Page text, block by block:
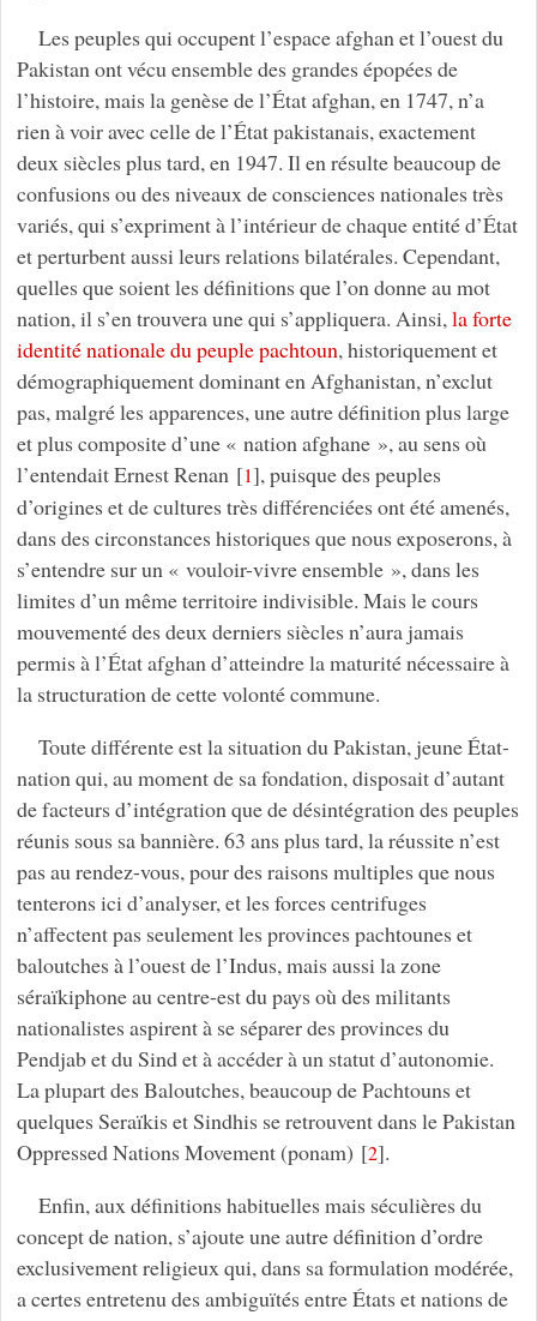
Les peuples qui occupent l’espace afghan et l’ouest du
Pakistan ont vécu ensemble des grandes épopées de
l’histoire, mais la genèse de l’État afghan, en 1747, n’a
rien à voir avec celle de l’État pakistanais, exactement
deux siècles plus tard, en 1947. Il en résulte beaucoup de
confusions ou des niveaux de consciences nationales très
variés, qui s’expriment à l’intérieur de chaque entité d’État
et perturbent aussi leurs relations bilatérales. Cependant,
quelles que soient les définitions que l’on donne au mot
nation, il s’en trouvera une qui s’appliquera. Ainsi, la forte
identité nationale du peuple pachtoun, historiquement et
démographiquement dominant en Afghanistan, n’exclut
pas, malgré les apparences, une autre définition plus large
et plus composite d’une « nation afghane », au sens où
l’entendait Ernest Renan [1], puisque des peuples
d’origines et de cultures très différenciées ont été amenés,
dans des circonstances historiques que nous exposerons, à
s’entendre sur un « vouloir-vivre ensemble », dans les
limites d’un même territoire indivisible. Mais le cours
mouvementé des deux derniers siècles n’aura jamais
permis à l’État afghan d’atteindre la maturité nécessaire à
la structuration de cette volonté commune.
Toute différente est la situation du Pakistan, jeune État-
nation qui, au moment de sa fondation, disposait d’autant
de facteurs d’intégration que de désintégration des peuples
réunis sous sa bannière. 63 ans plus tard, la réussite n’est
pas au rendez-vous, pour des raisons multiples que nous
tenterons ici d’analyser, et les forces centrifuges
n’affectent pas seulement les provinces pachtounes et
baloutches à l’ouest de l’Indus, mais aussi la zone
séraïkiphone au centre-est du pays où des militants
nationalistes aspirent à se séparer des provinces du
Pendjab et du Sind et à accéder à un statut d’autonomie.
La plupart des Baloutches, beaucoup de Pachtouns et
quelques Seraïkis et Sindhis se retrouvent dans le Pakistan
Oppressed Nations Movement (ponam) [2].
Enfin, aux définitions habituelles mais séculières du
concept de nation, s’ajoute une autre définition d’ordre
exclusivement religieux qui, dans sa formulation modérée,
a certes entretenu des ambiguïtés entre États et nations de